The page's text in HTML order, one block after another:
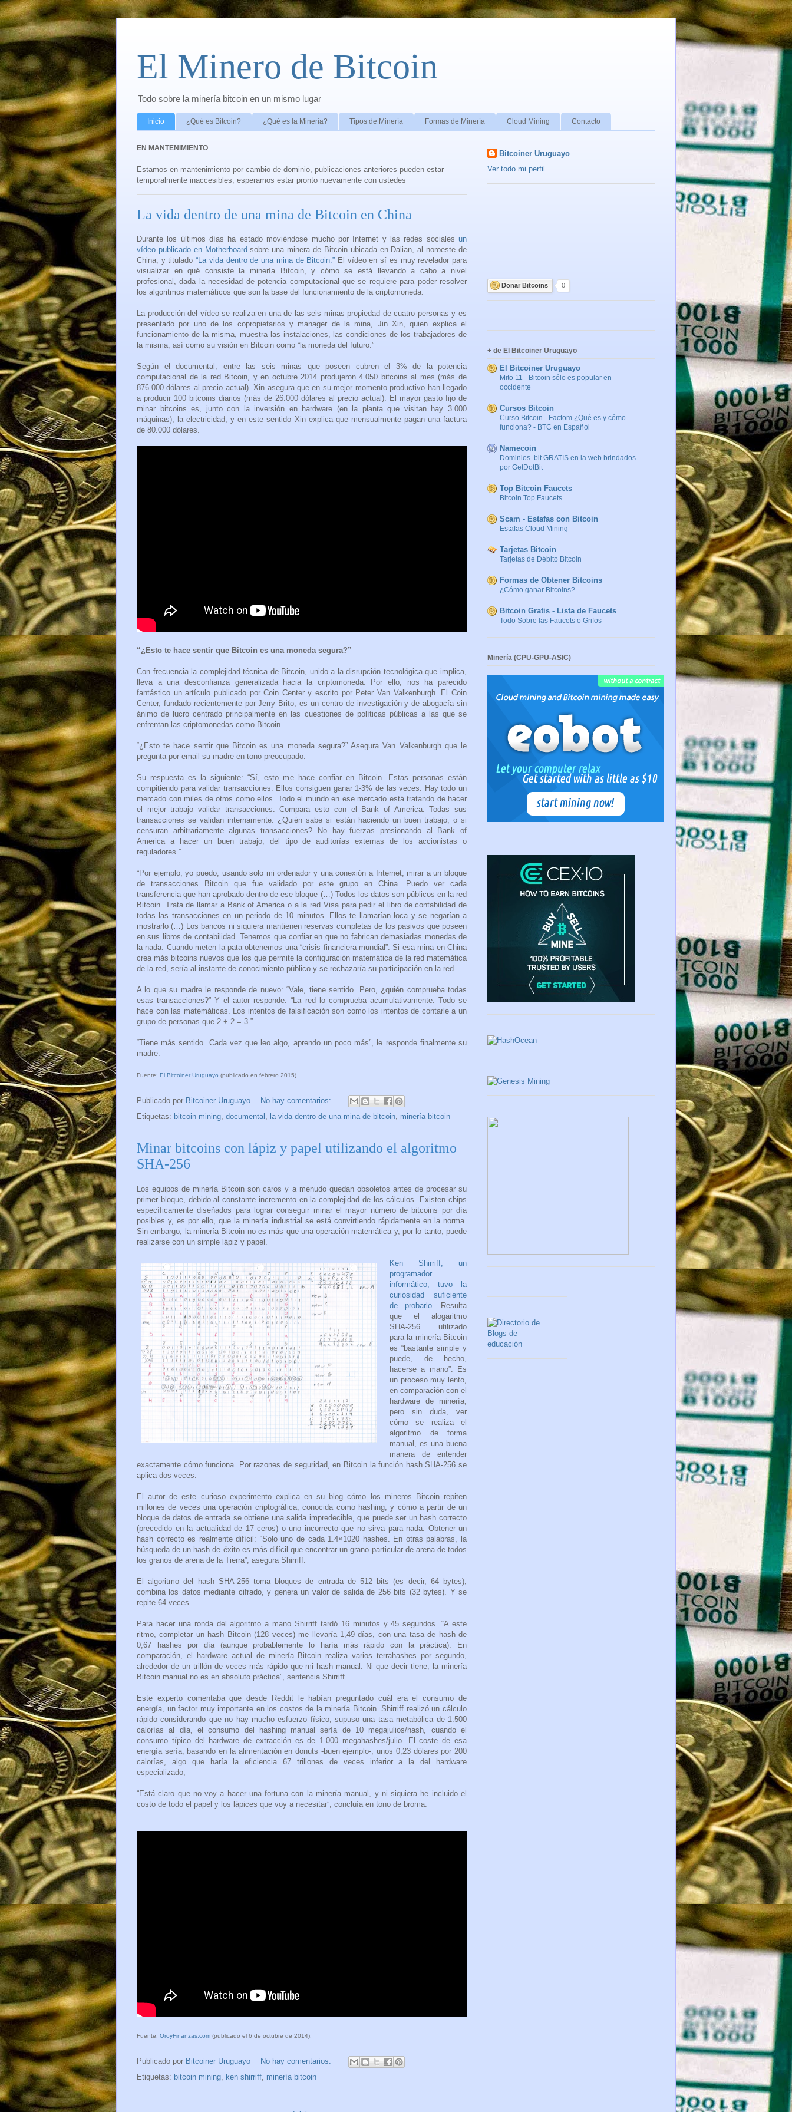
El Minero de Bitcoin
Todo sobre la minería bitcoin en un mismo lugar
Inicio ¿Qué es Bitcoin? ¿Qué es la Minería? Tipos de Minería Formas de Minería Cloud Mining Contacto
EN MANTENIMIENTO
Estamos en mantenimiento por cambio de dominio, publicaciones anteriores pueden estar
temporalmente inaccesibles, esperamos estar pronto nuevamente con ustedes
La vida dentro de una mina de Bitcoin en China
Durante los últimos días ha estado moviéndose mucho por Internet y las redes sociales un
vídeo publicado en Motherboard sobre una minera de Bitcoin ubicada en Dalian, al noroeste de
China, y titulado“La vida dentro de una mina de Bitcoin.” El vídeo en sí es muy revelador para
visualizar en qué consiste la minería Bitcoin, y cómo se está llevando a cabo a nivel
profesional, dada la necesidad de potencia computacional que se requiere para poder resolver
los algoritmos matemáticos que son la base del funcionamiento de la criptomoneda.
La producción del vídeo se realiza en una de las seis minas propiedad de cuatro personas y es
presentado por uno de los copropietarios y manager de la mina, Jin Xin, quien explica el
funcionamiento de la misma, muestra las instalaciones, las condiciones de los trabajadores de
la misma, así como su visión en Bitcoin como “la moneda del futuro.”
Según el documental, entre las seis minas que poseen cubren el 3% de la potencia
computacional de la red Bitcoin, y en octubre 2014 produjeron 4.050 bitcoins al mes (más de
876.000 dólares al precio actual). Xin asegura que en su mejor momento productivo han llegado
a producir 100 bitcoins diarios (más de 26.000 dólares al precio actual). El mayor gasto fijo de
minar bitcoins es, junto con la inversión en hardware (en la planta que visitan hay 3.000
máquinas), la electricidad, y en este sentido Xin explica que mensualmente pagan una factura
de 80.000 dólares.
“¿Esto te hace sentir que Bitcoin es una moneda segura?”
Con frecuencia la complejidad técnica de Bitcoin, unido a la disrupción tecnológica que implica,
lleva a una desconfianza generalizada hacia la criptomoneda. Por ello, nos ha parecido
fantástico un artículo publicado por Coin Center y escrito por Peter Van Valkenburgh. El Coin
Center, fundado recientemente por Jerry Brito, es un centro de investigación y de abogacía sin
ánimo de lucro centrado principalmente en las cuestiones de políticas públicas a las que se
enfrentan las criptomonedas como Bitcoin.
“¿Esto te hace sentir que Bitcoin es una moneda segura?” Asegura Van Valkenburgh que le
pregunta por email su madre en tono preocupado.
Su respuesta es la siguiente: “Sí, esto me hace confiar en Bitcoin. Estas personas están
compitiendo para validar transacciones. Ellos consiguen ganar 1-3% de las veces. Hay todo un
mercado con miles de otros como ellos. Todo el mundo en ese mercado está tratando de hacer
el mejor trabajo validar transacciones. Compara esto con el Bank of America. Todas sus
transacciones se validan internamente. ¿Quién sabe si están haciendo un buen trabajo, o si
censuran arbitrariamente algunas transacciones? No hay fuerzas presionando al Bank of
America a hacer un buen trabajo, del tipo de auditorías externas de los accionistas o
reguladores.”
“Por ejemplo, yo puedo, usando solo mi ordenador y una conexión a Internet, mirar a un bloque
de transacciones Bitcoin que fue validado por este grupo en China. Puedo ver cada
transferencia que han aprobado dentro de ese bloque (…) Todos los datos son públicos en la red
Bitcoin. Trata de llamar a Bank of America o a la red Visa para pedir el libro de contabilidad de
todas las transacciones en un periodo de 10 minutos. Ellos te llamarían loca y se negarían a
mostrarlo (…) Los bancos ni siquiera mantienen reservas completas de los pasivos que poseen
en sus libros de contabilidad. Tenemos que confiar en que no fabrican demasiadas monedas de
la nada. Cuando meten la pata obtenemos una “crisis financiera mundial”. Si esa mina en China
crea más bitcoins nuevos que los que permite la configuración matemática de la red matemática
de la red, sería al instante de conocimiento público y se rechazaría su participación en la red.
A lo que su madre le responde de nuevo: “Vale, tiene sentido. Pero, ¿quién comprueba todas
esas transacciones?” Y el autor responde: “La red lo comprueba acumulativamente. Todo se
hace con las matemáticas. Los intentos de falsificación son como los intentos de contarle a un
grupo de personas que 2 + 2 = 3.”
“Tiene más sentido. Cada vez que leo algo, aprendo un poco más”, le responde finalmente su
madre.
Fuente: El Bitcoiner Uruguayo (publicado en febrero 2015).
Publicado por Bitcoiner Uruguayo
No hay comentarios:
Etiquetas: bitcoin mining, documental , la vida dentro de una mina de bitcoin, minería bitcoin
Minar bitcoins con lápiz y papel utilizando el algoritmo
SHA-256
Los equipos de minería Bitcoin son caros y a menudo quedan obsoletos antes de procesar su
primer bloque, debido al constante incremento en la complejidad de los cálculos. Existen chips
específicamente diseñados para lograr conseguir minar el mayor número de bitcoins por día
posibles y, es por ello, que la minería industrial se está convirtiendo rápidamente en la norma.
Sin embargo, la minería Bitcoin no es más que una operación matemática y, por lo tanto, puede
realizarse con un simple lápiz y papel.
Ken Shirriff, un
programador
informático, tuvo la
curiosidad suficiente
de probarlo. Resulta
que el alogaritmo
SHA-256 utilizado
para la minería Bitcoin
es “bastante simple y
puede, de hecho,
hacerse a mano”. Es
un proceso muy lento,
en comparación con el
hardware de minería,
pero sin duda, ver
cómo se realiza el
algoritmo de forma
manual, es una buena
manera de entender
exactamente cómo funciona. Por razones de seguridad, en Bitcoin la función hash SHA-256 se
aplica dos veces.
El autor de este curioso experimento explica en su blog cómo los mineros Bitcoin repiten
millones de veces una operación criptográfica, conocida como hashing, y cómo a partir de un
bloque de datos de entrada se obtiene una salida impredecible, que puede ser un hash correcto
(precedido en la actualidad de 17 ceros) o uno incorrecto que no sirva para nada. Obtener un
hash correcto es realmente difícil: “Solo uno de cada 1.4×1020 hashes. En otras palabras, la
búsqueda de un hash de éxito es más difícil que encontrar un grano particular de arena de todos
los granos de arena de la Tierra”, asegura Shirriff.
El algoritmo del hash SHA-256 toma bloques de entrada de 512 bits (es decir, 64 bytes),
combina los datos mediante cifrado, y genera un valor de salida de 256 bits (32 bytes). Y se
repite 64 veces.
Para hacer una ronda del algoritmo a mano Shirriff tardó 16 minutos y 45 segundos. “A este
ritmo, completar un hash Bitcoin (128 veces) me llevaría 1,49 días, con una tasa de hash de
0,67 hashes por día (aunque probablemente lo haría más rápido con la práctica). En
comparación, el hardware actual de minería Bitcoin realiza varios terrahashes por segundo,
alrededor de un trillón de veces más rápido que mi hash manual. Ni que decir tiene, la minería
Bitcoin manual no es en absoluto práctica”, sentencia Shirriff.
Este experto comentaba que desde Reddit le habían preguntado cuál era el consumo de
energía, un factor muy importante en los costos de la minería Bitcoin. Shirriff realizó un cálculo
rápido considerando que no hay mucho esfuerzo físico, supuso una tasa metabólica de 1.500
calorías al día, el consumo del hashing manual sería de 10 megajulios/hash, cuando el
consumo típico del hardware de extracción es de 1.000 megahashes/julio. El coste de esa
energía sería, basando en la alimentación en donuts -buen ejemplo-, unos 0,23 dólares por 200
calorías, algo que haría la eficiencia 67 trillones de veces inferior a la del hardware
especializado,
“Está claro que no voy a hacer una fortuna con la minería manual, y ni siquiera he incluido el
costo de todo el papel y los lápices que voy a necesitar”, concluía en tono de broma.
Fuente: OroyFinanzas.com (publicado el 6 de octubre de 2014).
Publicado por Bitcoiner Uruguayo
No hay comentarios:
Etiquetas: bitcoin mining ken shirriff minería bitcoin
Bitcoiner Uruguayo
Ver todo mi perfil
Donar Bitcoins 0
+ de El Bitcoiner Uruguayo
El Bitcoiner Uruguayo
Mito 11 - Bitcoin sólo es popular en
occidente
Cursos Bitcoin
Curso Bitcoin - Factom ¿Qué es y cómo
funciona? - BTC en Español
Namecoin
Dominios .bit GRATIS en la web brindados
por GetDotBit
Top Bitcoin Faucets
Bitcoin Top Faucets
Scam - Estafas con Bitcoin
Estafas Cloud Mining
Tarjetas Bitcoin
Tarjetas de Débito Bitcoin
Formas de Obtener Bitcoins
¿Cómo ganar Bitcoins?
Bitcoin Gratis - Lista de Faucets
Todo Sobre las Faucets o Grifos
Minería (CPU-GPU-ASIC)